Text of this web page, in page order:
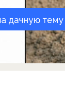
дачную тему